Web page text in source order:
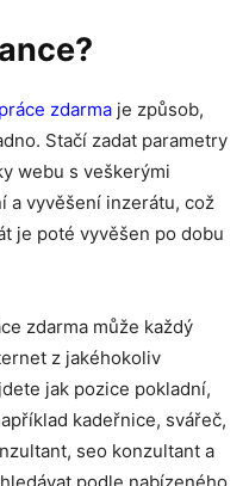
zdarma je způsob,
Stačí zadat parametry
webu s veškerými
a vyvěšení inzerátu, což
je poté vyvěšen po dobu
zdarma může každý
z jakéhokoliv
jak pozice pokladní,
kadeřnice, svářeč,
seo konzultant a